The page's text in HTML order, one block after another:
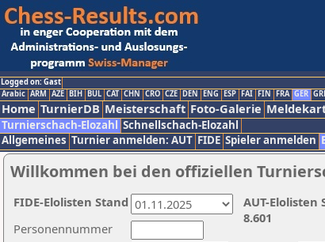
Logged on: Gast
Arabic ARM AZE BIH BUL CAT CHN CRO CZE DEN ENG ESP FAI FIN FRA GER
Home TurnierDB Meisterschaft Foto-Galerie
Turnierschach-Elozahl Schnellschach-Elozahl
Allgemeines Turnier anmelden: AUT FIDE Spieler anmelden
Willkommen bei den offiziellen
Personennummer
AUT-Elolisten
8.601
FIDE-Elolisten Stand